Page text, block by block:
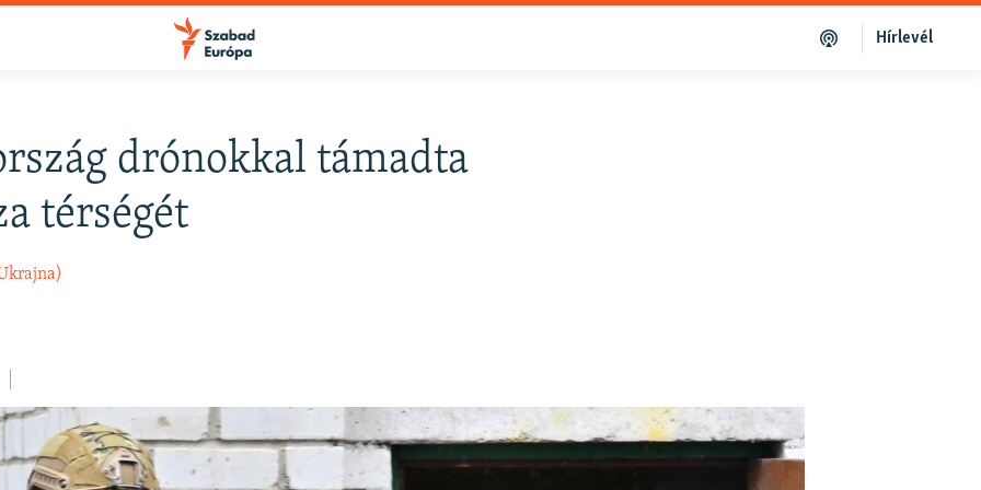
Hírlevél
drónokkal támadta
térségétFELIRATKOZÁS